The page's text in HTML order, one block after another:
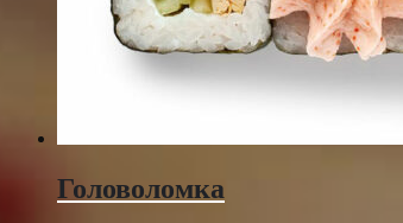
Головоломка